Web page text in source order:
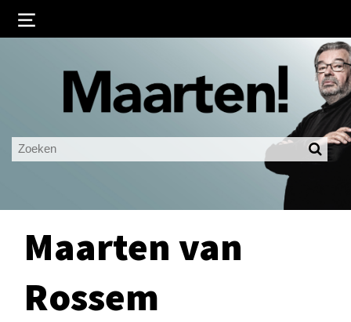
Ingelogd blijven
LOGIN
Maarten van
Rossem